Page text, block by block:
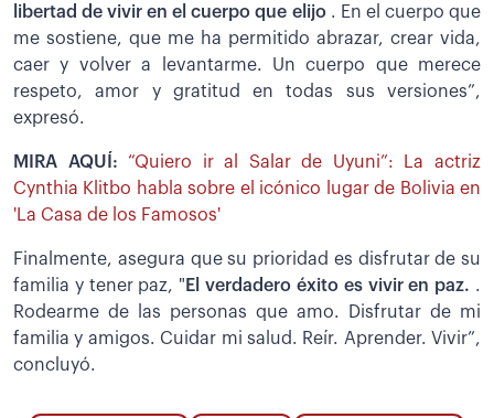
libertad de vivir en el cuerpo que elijo. En el cuerpo que
me sostiene, que me ha permitido abrazar, crear vida,
caer y volver a levantarme. Un cuerpo que merece
respeto, amor y gratitud en todas sus versiones”,
expresó.
MIRA AQUÍ:“Quiero ir al Salar de Uyuni”: La actriz
Cynthia Klitbo habla sobre el icónico lugar de Bolivia en
'La Casa de los Famosos'
Finalmente, asegura que su prioridad es disfrutar de su
familia y tener paz, " El verdadero éxito es vivir en paz. .
Rodearme de las personas que amo. Disfrutar de mi
familia y amigos. Cuidar mi salud. Reír. Aprender. Vivir”,
concluyó.